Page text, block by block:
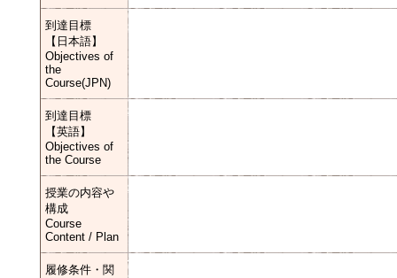
到達目標
【日本語】
Objectives of
the
Course(JPN)
到達目標
【英語】
Objectives of
the Course
授業の内容や
構成
Course
Content / Plan
履修条件・関